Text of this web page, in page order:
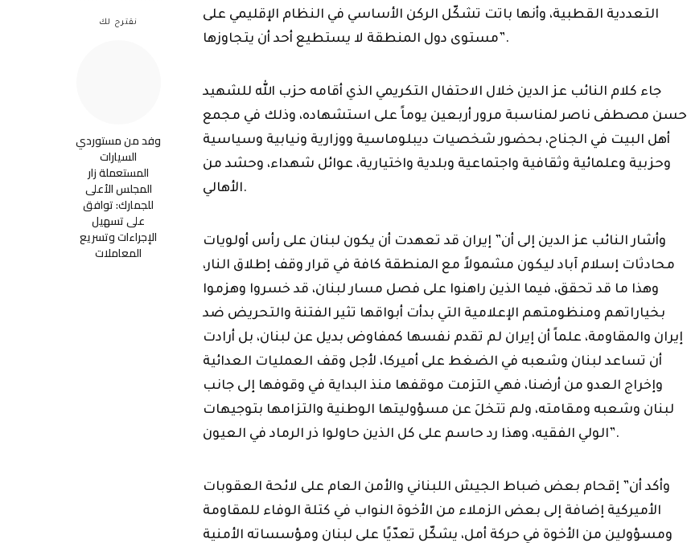
نقترح لك
وفد من مستوردي
السيارات
المستعملة زار
المجلس الأعلى
للجمارك: توافق
على تسهيل
الإجراءات وتسريع
المعاملات
التعددية القطبية، وأنها باتت تشكّل الركن الأساسي في النظام الإقليمي على
مستوى دول المنطقة لا يستطيع أحد أن يتجاوزها”.
جاء كلام النائب عز الدين خلال الاحتفال التكريمي الذي أقامه حزب الله للشهيد
حسن مصطفى ناصر لمناسبة مرور أربعين يوماً على استشهاده، وذلك في مجمع
أهل البيت في الجناح، بحضور شخصيات ديبلوماسية ووزارية ونيابية وسياسية
وحزبية وعلمائية وثقافية واجتماعية وبلدية واختيارية، عوائل شهداء، وحشد من
الأهالي.
وأشار النائب عز الدين إلى أن” إيران قد تعهدت أن يكون لبنان على رأس أولويات
محادثات إسلام آباد ليكون مشمولاً مع المنطقة كافة في قرار وقف إطلاق النار،
وهذا ما قد تحقق، فيما الذين راهنوا على فصل مسار لبنان، قد خسروا وهزموا
بخياراتهم ومنظومتهم الإعلامية التي بدأت أبواقها تثير الفتنة والتحريض ضد
إيران والمقاومة، علماً أن إيران لم تقدم نفسها كمفاوض بديل عن لبنان، بل أرادت
أن تساعد لبنان وشعبه في الضغط على أميركا، لأجل وقف العمليات العدائية
وإخراج العدو من أرضنا، فهي التزمت موقفها منذ البداية في وقوفها إلى جانب
لبنان وشعبه ومقامته، ولم تتخلَ عن مسؤوليتها الوطنية والتزامها بتوجيهات
الولي الفقيه، وهذا رد حاسم على كل الذين حاولوا ذر الرماد في العيون”.
وأكد أن” إقحام بعض ضباط الجيش اللبناني والأمن العام على لائحة العقوبات
الأميركية إضافة إلى بعض الزملاء من الأخوة النواب في كتلة الوفاء للمقاومة
ومسؤولين من الأخوة في حركة أمل، يشكّل تعدّيًا على لبنان ومؤسساته الأمنية